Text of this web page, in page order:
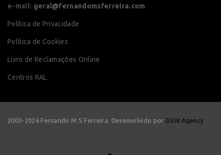
e-mail: geral@fernandomsferreira.com
Política de Privacidade
Política de Cookies
Livro de Reclamações Online
Centros RAL
2003-2026 Fernando M S Ferreira. Desenvolvido por D3W Agency